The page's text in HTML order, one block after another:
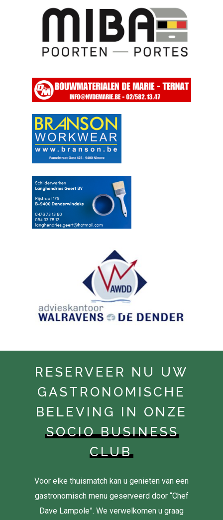
RESERVEER NU UW
GASTRONOMISCHE
BELEVING IN ONZE
SOCIO BUSINESS
CLUB
Voor elke thuismatch kan u genieten van een
gastronomisch menu geserveerd door “Chef
Dave Lampole”. We verwelkomen u graag